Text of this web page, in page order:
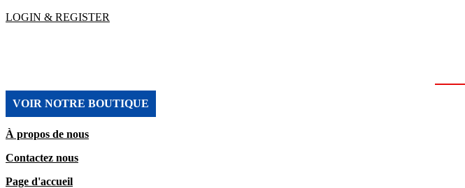
LOGIN & REGISTER
VOIR NOTRE BOUTIQUE
À propos de nous
Contactez nous
Page d'accueil